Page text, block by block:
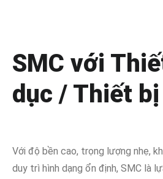
SMC với
dục / Thiết
Với độ bền cao, trọng lượng nhẹ,
duy trì hình dạng ổn định, SMC là